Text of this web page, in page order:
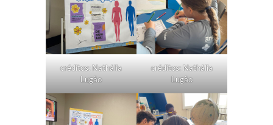
créditos: Nathália
Lugão
créditos: Nathália
Lugão